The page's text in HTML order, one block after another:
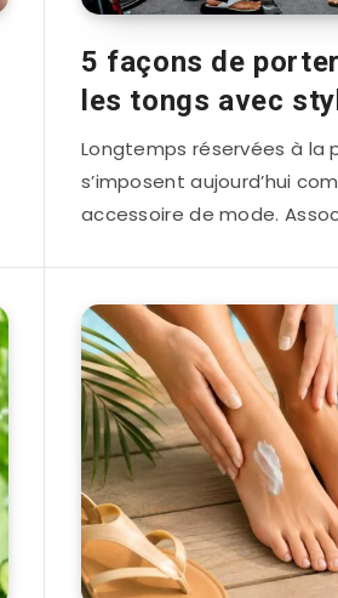
5 façons de
les tongs avec
Longtemps réservées à la
s’imposent aujourd’hui
accessoire de mode.